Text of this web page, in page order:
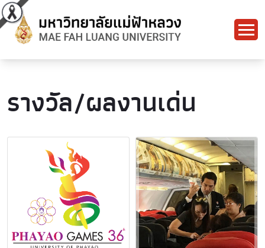
รางวัล/ผลงานเด่น